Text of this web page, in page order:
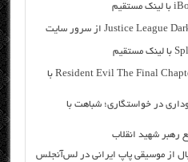
دانلود رایگان فیلم خارجی Resident Evil The Final Chapter 2017 با
در خواستگاری؛ شباهت با
از موسیقی پاپ ایرانی در لس‌آنجلس